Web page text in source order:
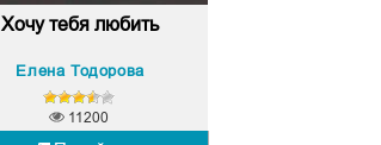
Хочу тебя любить
Елена Тодорова
11200